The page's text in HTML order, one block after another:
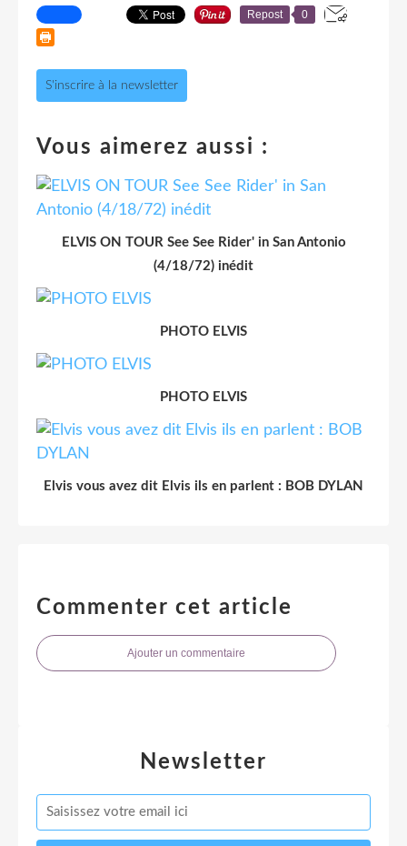
Repost 0
S'inscrire à la newsletter
Vous aimerez aussi :
ELVIS ON TOUR See See Rider' in San Antonio
(4/18/72) inédit
PHOTO ELVIS
PHOTO ELVIS
Elvis vous avez dit Elvis ils en parlent : BOB DYLAN
Commenter cet article
Ajouter un commentaire
Newsletter